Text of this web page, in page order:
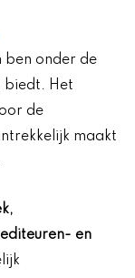
ben onder de
biedt. Het
de
maakt
en